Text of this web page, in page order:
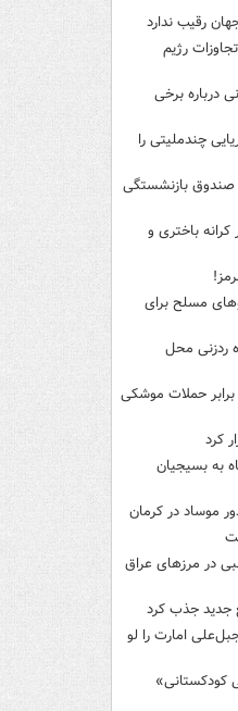
رقیب ندارد
تجاوزات رژیم
درباره برخی
چندملیتی را
همتی به صندوق‌ بازنشستگی
کرانه باختری و
مسلح برای
ردزنی محل
حملات موشکی
کرد
به بسیجیان
در مرزهای عراق
امارت را لو
کودکستانی»